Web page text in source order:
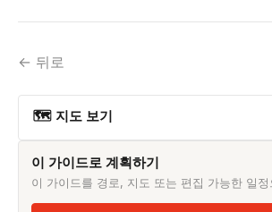
← 뒤로
🗺 지도 보기
이 가이드로 계획하기
이 가이드를 경로, 지도 또는 편집 가능한 일